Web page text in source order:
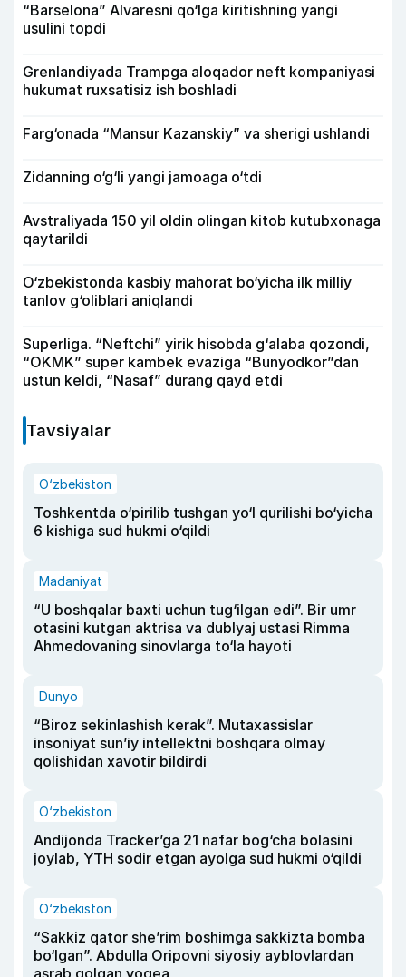
“Barselona” Alvaresni qo‘lga kiritishning yangi
usulini topdi
Grenlandiyada Trampga aloqador neft kompaniyasi
hukumat ruxsatisiz ish boshladi
Farg‘onada “Mansur Kazanskiy” va sherigi ushlandi
Zidanning o‘g‘li yangi jamoaga o‘tdi
Avstraliyada 150 yil oldin olingan kitob kutubxonaga
qaytarildi
O‘zbekistonda kasbiy mahorat bo‘yicha ilk milliy
tanlov g‘oliblari aniqlandi
Superliga. “Neftchi” yirik hisobda g‘alaba qozondi,
“OKMK” super kambek evaziga “Bunyodkor”dan
ustun keldi, “Nasaf” durang qayd etdi
Tavsiyalar
O‘zbekiston
Toshkentda o‘pirilib tushgan yo‘l qurilishi bo‘yicha
6 kishiga sud hukmi o‘qildi
Madaniyat
“U boshqalar baxti uchun tug‘ilgan edi”. Bir umr
otasini kutgan aktrisa va dublyaj ustasi Rimma
Ahmedovaning sinovlarga to‘la hayoti
Dunyo
“Biroz sekinlashish kerak”. Mutaxassislar
insoniyat sun’iy intellektni boshqara olmay
qolishidan xavotir bildirdi
O‘zbekiston
Andijonda Tracker’ga 21 nafar bog‘cha bolasini
joylab, YTH sodir etgan ayolga sud hukmi o‘qildi
O‘zbekiston
“Sakkiz qator she’rim boshimga sakkizta bomba
bo‘lgan”. Abdulla Oripovni siyosiy ayblovlardan
asrab qolgan voqea